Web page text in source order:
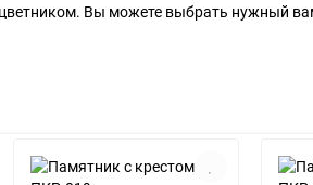
Вы можете выбрать нужный